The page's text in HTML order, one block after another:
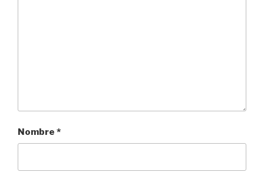
Nombre *